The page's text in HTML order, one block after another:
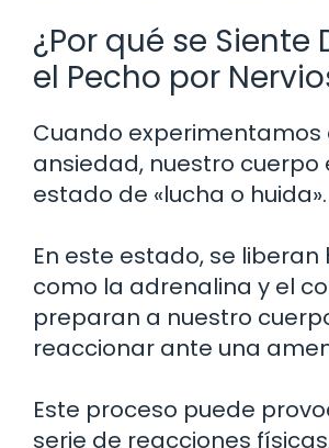
¿Por qué se Siente
el Pecho por
Cuando experimentamos
ansiedad, nuestro cuerpo
estado de «lucha o huida».
En este estado, se
como la adrenalina y el
preparan a nuestro
reaccionar ante una
Este proceso puede
serie de reacciones